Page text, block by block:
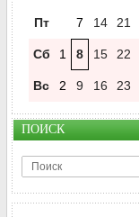
Пт 7 14 21
Сб 1 8 15 22
Вс 2 9 16 23
ПОИСК